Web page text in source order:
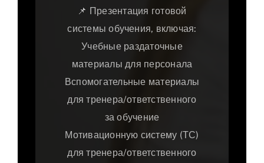
📌 Презентация готовой
системы обучения, включая:
Учебные раздаточные
материалы для персонала
Вспомогательные материалы
для тренера/ответственного
за обучение
Мотивационную систему (ТС)
для тренера/ответственного